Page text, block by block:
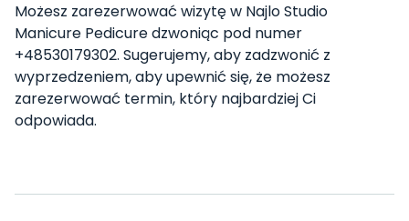
Możesz zarezerwować wizytę w Najlo Studio
Manicure Pedicure dzwoniąc pod numer
+48530179302. Sugerujemy, aby zadzwonić z
wyprzedzeniem, aby upewnić się, że możesz
zarezerwować termin, który najbardziej Ci
odpowiada.